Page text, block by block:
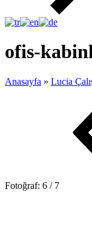
ofis-
Anasayfa » Lucia
Fotoğraf: 6 / 7